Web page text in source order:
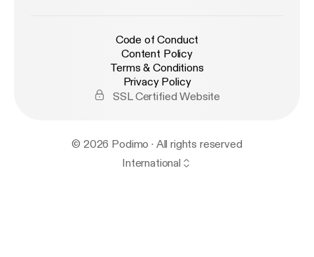
Code of Conduct
Content Policy
Terms & Conditions
Privacy Policy
SSL Certified Website
© 2026 Podimo · All rights reserved
International